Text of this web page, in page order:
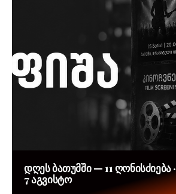
დღეს ბათუმში — 11 ღონისძიება ·
7 აგვისტო